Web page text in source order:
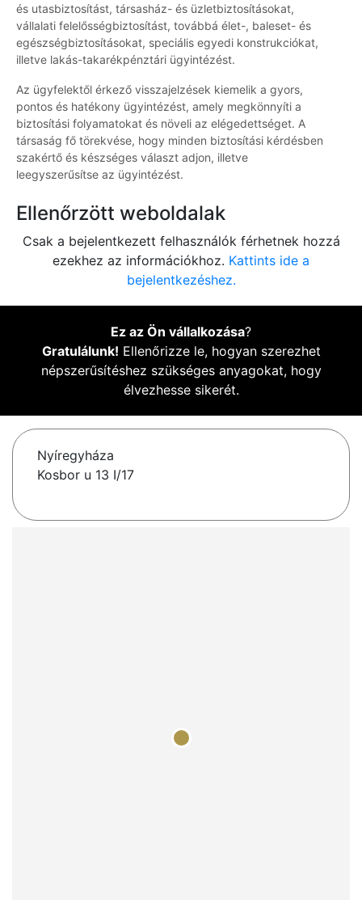
és utasbiztosítást, társasház- és üzletbiztosításokat,
vállalati felelősségbiztosítást, továbbá élet-, baleset- és
egészségbiztosításokat, speciális egyedi konstrukciókat,
illetve lakás-takarékpénztári ügyintézést.
Az ügyfelektől érkező visszajelzések kiemelik a gyors,
pontos és hatékony ügyintézést, amely megkönnyíti a
biztosítási folyamatokat és növeli az elégedettséget. A
társaság fő törekvése, hogy minden biztosítási kérdésben
szakértő és készséges választ adjon, illetve
leegyszerűsítse az ügyintézést.
Ellenőrzött weboldalak
Csak a bejelentkezett felhasználók férhetnek hozzá
ezekhez az információkhoz. Kattints ide a
bejelentkezéshez.
Ez az Ön vállalkozása?
Gratulálunk! Ellenőrizze le, hogyan szerezhet
népszerűsítéshez szükséges anyagokat, hogy
élvezhesse sikerét.
Nyíregyháza
Kosbor u 13 I/17